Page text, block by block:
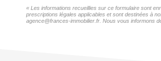
« Les informations recueillies sur ce formulaire sont
prescriptions légales applicables et sont destinées à
agence@frances-immobilier.fr. Nous vous informons